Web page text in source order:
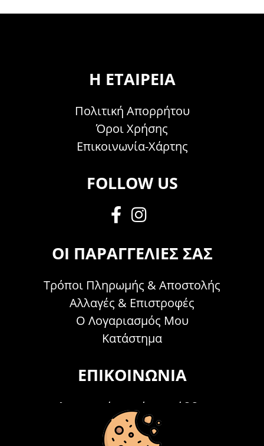
Η ΕΤΑΙΡΕΊΑ
Πολιτική Απορρήτου
Όροι Χρήσης
Επικοινωνία-Χάρτης
FOLLOW US
ΟΙ ΠΑΡΑΓΓΕΛΊΕΣ ΣΑΣ
Τρόποι Πληρωμής & Αποστολής
Αλλαγές & Επιστροφές
Ο Λογαριασμός Μου
Κατάστημα
ΕΠΙΚΟΙΝΩΝΊΑ
Τηλεφωνικά Δευτέρα - Σάββατο
09:00 - 15:00
Τ: 26214 00104